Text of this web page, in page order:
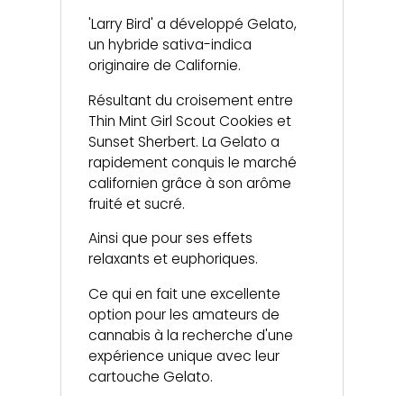
'Larry Bird' a développé Gelato,
un hybride sativa-indica
originaire de Californie.
Résultant du croisement entre
Thin Mint Girl Scout Cookies et
Sunset Sherbert. La Gelato a
rapidement conquis le marché
californien grâce à son arôme
fruité et sucré.
Ainsi que pour ses effets
relaxants et euphoriques.
Ce qui en fait une excellente
option pour les amateurs de
cannabis à la recherche d'une
expérience unique avec leur
cartouche Gelato.